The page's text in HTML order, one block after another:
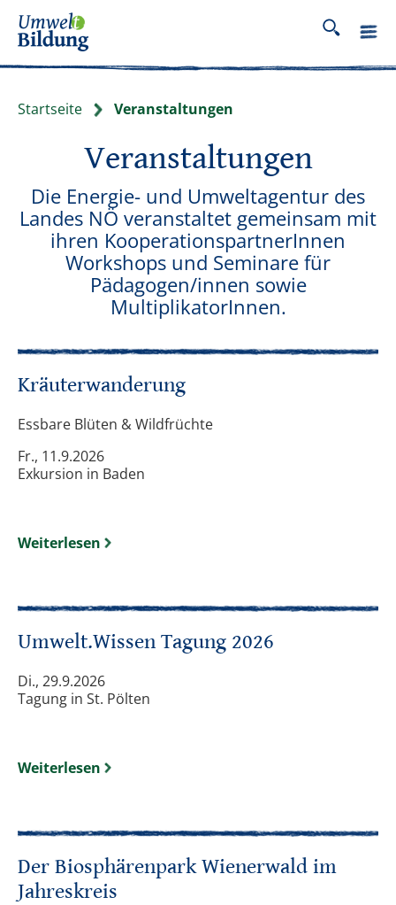
Startseite Veranstaltungen
Veranstaltungen
Die Energie- und Umweltagentur des
Landes NÖ veranstaltet gemeinsam mit
ihren KooperationspartnerInnen
Workshops und Seminare für
Pädagogen/innen sowie
MultiplikatorInnen.
Kräuterwanderung
Essbare Blüten & Wildfrüchte
Fr., 11.9.2026
Exkursion in Baden
Weiterlesen
Umwelt.Wissen Tagung 2026
Di., 29.9.2026
Tagung in St. Pölten
Weiterlesen
Der Biosphärenpark Wienerwald im
Jahreskreis